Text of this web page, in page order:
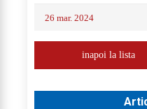
26 mar. 2024
inapoi la lista